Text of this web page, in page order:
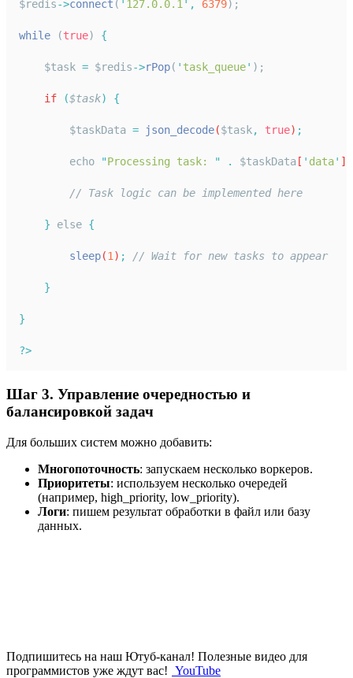
$redis->connect ( ' 127.0.0.1' , 6379);
while (true) {
$task = $redis->rPop( ' task_queue' );
if ($task) {
$taskData = json_decode($task, true) ;
echo "Processing task: " . $taskData [ ' data' ]
// Task logic can be implemented here
} else {
sleep(1) ; // Wait for new tasks to appear
}
}
?>
Шаг 3. Управление очередностью и
балансировкой задач
Для больших систем можно добавить:
Многопоточность: запускаем несколько воркеров.
Приоритеты: используем несколько очередей
(например, high_priority, low_priority).
Логи: пишем результат обработки в файл или базу
данных.
Подпишитесь на наш Ютуб-канал! Полезные видео для
программистов уже ждут вас! YouTube